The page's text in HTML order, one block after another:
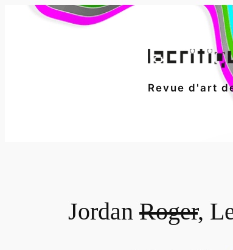
Revue d'art
Jordan Roger,